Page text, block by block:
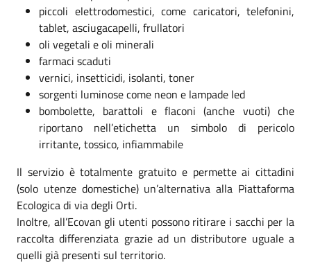
piccoli elettrodomestici, come caricatori, telefonini,
tablet, asciugacapelli, frullatori
oli vegetali e oli minerali
farmaci scaduti
vernici, insetticidi, isolanti, toner
sorgenti luminose come neon e lampade led
bombolette, barattoli e flaconi (anche vuoti) che
riportano nell’etichetta un simbolo di pericolo
irritante, tossico, infiammabile
Il servizio è totalmente gratuito e permette ai cittadini
(solo utenze domestiche) un’alternativa alla Piattaforma
Ecologica di via degli Orti.
Inoltre, all’Ecovan gli utenti possono ritirare i sacchi per la
raccolta differenziata grazie ad un distributore uguale a
quelli già presenti sul territorio.